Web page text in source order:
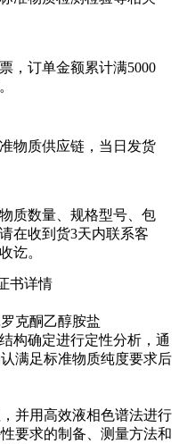
，订单金额累计满5000
物质供应链，当日发货
质数量、规格型号、包
在收到货3天内联系客
讫。
书详情
克酮乙醇胺盐
构确定进行定性分析，通
满足标准物质纯度要求后
并用高效液相色谱法进行
要求的制备、测量方法和